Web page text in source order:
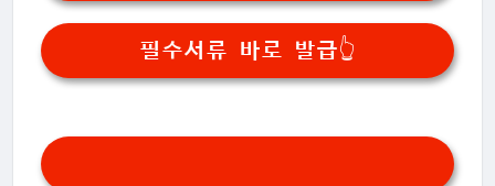
필수서류 바로 발급👆